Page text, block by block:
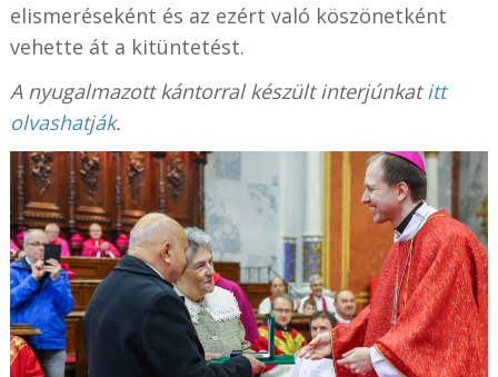
elismeréseként és az ezért való köszönetként
vehette át a kitüntetést.
A nyugalmazott kántorral készült interjúnkatitt
olvashatják.